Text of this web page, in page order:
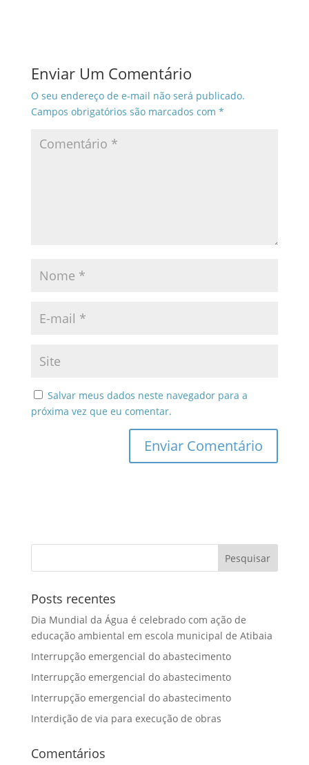
Enviar Um Comentário
O seu endereço de e-mail não será publicado.
Campos obrigatórios são marcados com *
Salvar meus dados neste navegador para a
próxima vez que eu comentar.
Posts recentes
Dia Mundial da Água é celebrado com ação de
educação ambiental em escola municipal de Atibaia
Interrupção emergencial do abastecimento
Interrupção emergencial do abastecimento
Interrupção emergencial do abastecimento
Interdição de via para execução de obras
Comentários